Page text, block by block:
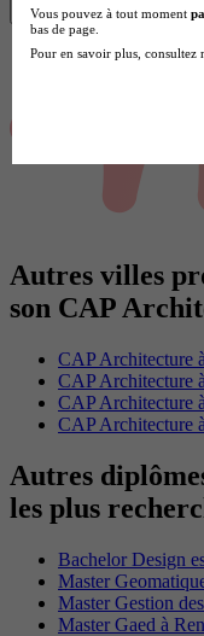
Trouver mon école
Autres villes
son CAP
CAP Architecture
CAP Architecture
CAP Architecture
CAP Architecture
Autres
les plus
Bachelor Design
Master
Master Gestion
Master Gaed à
Vous pouvez à tout moment
bas de page.
Pour en savoir plus, consultez